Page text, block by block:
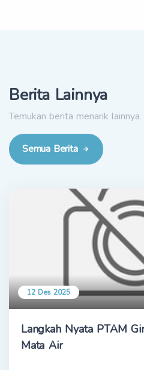
Berita Lainnya
Temukan berita menarik lainnya
Semua Berita
12 Des 2025
Langkah Nyata PTAM
Mata Air